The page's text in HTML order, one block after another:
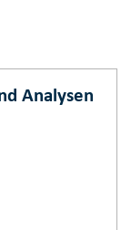
Analysen